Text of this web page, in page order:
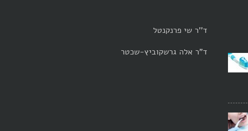
ד''ר שי פרנקנטל
ד"ר אלה גרשקוביץ-שכטר